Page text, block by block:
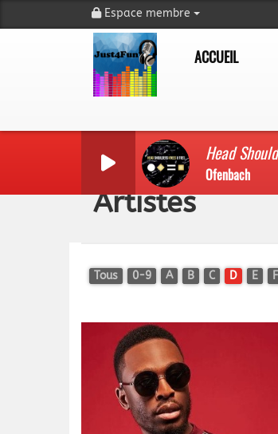
Espace membre
ACCUEIL
Head
Ofenbach
Artistes
Tous 0-9 A B C D E F